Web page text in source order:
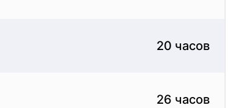
20 часов
26 часов